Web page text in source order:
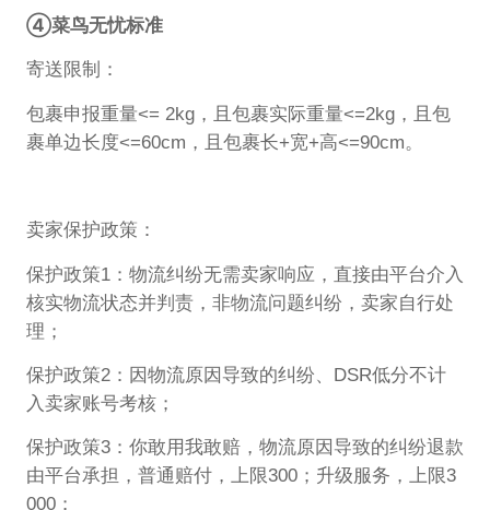
④菜鸟无忧标准
寄送限制：
包裹申报重量<= 2kg，且包裹实际重量<=2kg，且包
裹单边长度<=60cm，且包裹长+宽+高<=90cm。
卖家保护政策：
保护政策1：物流纠纷无需卖家响应，直接由平台介入
核实物流状态并判责，非物流问题纠纷，卖家自行处
理；
保护政策2：因物流原因导致的纠纷、DSR低分不计
入卖家账号考核；
保护政策3：你敢用我敢赔，物流原因导致的纠纷退款
由平台承担，普通赔付，上限300；升级服务，上限3
000；